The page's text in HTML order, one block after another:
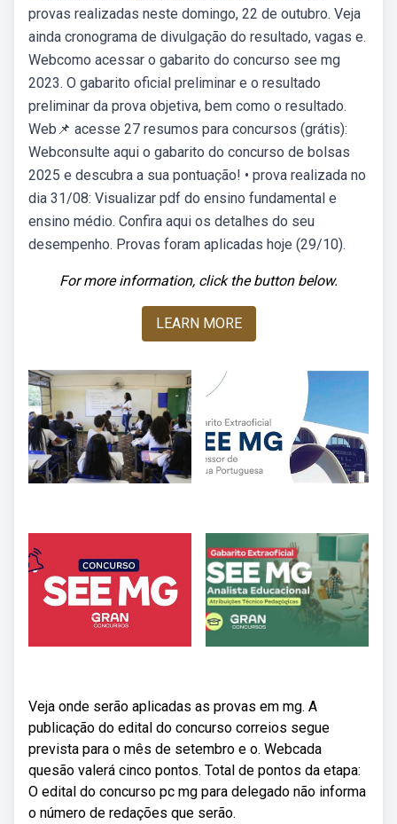
provas realizadas neste domingo, 22 de outubro. Veja
ainda cronograma de divulgação do resultado, vagas e.
Webcomo acessar o gabarito do concurso see mg
2023. O gabarito oficial preliminar e o resultado
preliminar da prova objetiva, bem como o resultado.
Web📌 acesse 27 resumos para concursos (grátis):
Webconsulte aqui o gabarito do concurso de bolsas
2025 e descubra a sua pontuação! • prova realizada no
dia 31/08: Visualizar pdf do ensino fundamental e
ensino médio. Confira aqui os detalhes do seu
desempenho. Provas foram aplicadas hoje (29/10).
For more information, click the button below.
LEARN MORE
Veja onde serão aplicadas as provas em mg. A
publicação do edital do concurso correios segue
prevista para o mês de setembro e o. Webcada
quesão valerá cinco pontos. Total de pontos da etapa:
O edital do concurso pc mg para delegado não informa
o número de redações que serão.